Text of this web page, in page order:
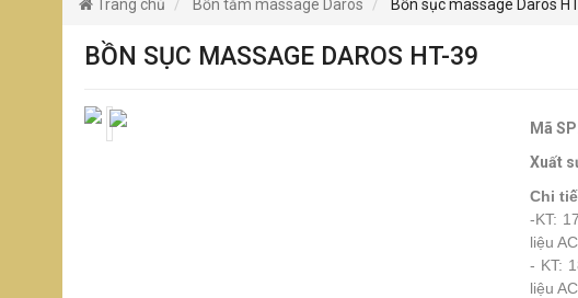
Trang chủ Bồn tắm massage Daros Bồn sục massage Daros
BỒN SỤC MASSAGE DAROS HT-39
Mã
Xuất
Chi
-KT:
liệu
- KT:
liệu